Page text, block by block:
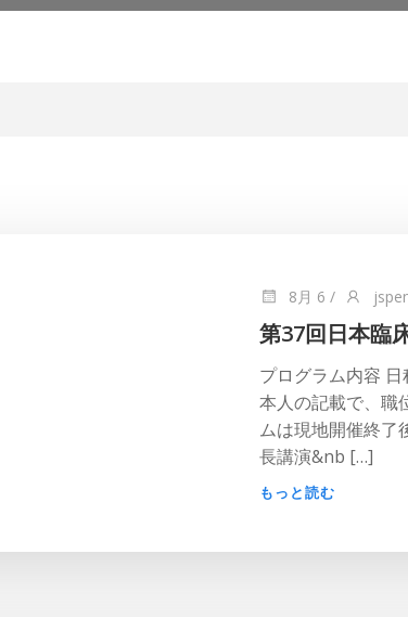
8月 6 /
第37回日本臨
プログラム内容
本人の記載で、職
ムは現地開催終了
長講演&nb […]
もっと読む